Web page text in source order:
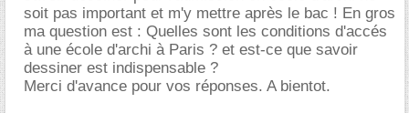
soit pas important et m'y mettre après le bac ! En gros
ma question est : Quelles sont les conditions d'accés
à une école d'archi à Paris ? et est-ce que savoir
dessiner est indispensable ?
Merci d'avance pour vos réponses. A bientot.